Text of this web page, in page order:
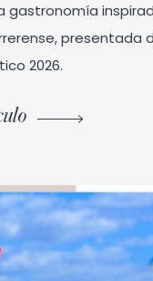
gastronomía
presentada
2026.